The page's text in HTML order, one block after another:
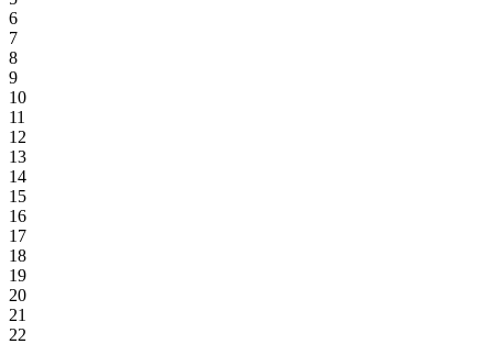
6
7
8
9
10
11
12
13
14
15
16
17
18
19
20
21
22